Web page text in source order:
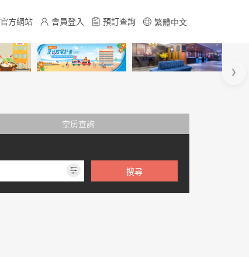
官方網站 會員登入 預訂查詢 繁體中文
›
搜尋
空房查詢